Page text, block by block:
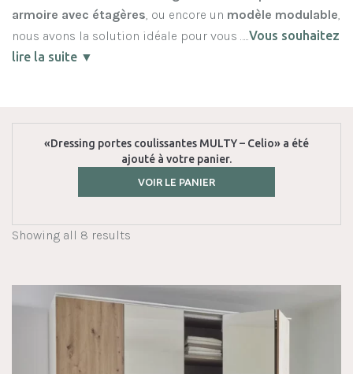
armoire avec étagères, ou encore un modèle modulable,
nous avons la solution idéale pour vous …..Vous souhaitez
lire la suite ▼
«Dressing portes coulissantes MULTY – Celio» a été
ajouté à votre panier.
VOIR LE PANIER
Showing all 8 results